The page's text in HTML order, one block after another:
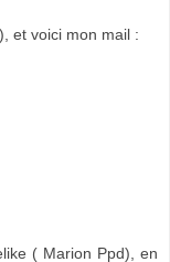
et voici mon mail :
( Marion Ppd), en